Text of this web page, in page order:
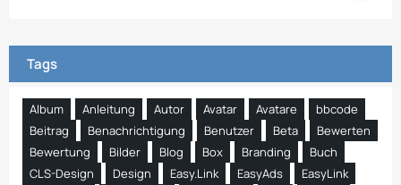
Tags
Album Anleitung Autor Avatar Avatare
bbcode
Beitrag
Benachrichtigung Benutzer Beta
Bewerten
Bewertung
Bilder Blog Box Branding
Buch
CLS-Design
Design Easy.Link EasyAds
EasyLink